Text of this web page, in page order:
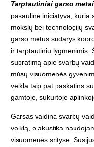
Tarptautiniai garso metai
pasaulinė iniciatyva, kuria
mokslų bei technologijų
garso metus sudarys
ir tarptautiniu lygmenimis.
supratimą apie svar­bų
mūsų visuo­me­nės
veikla taip pat paskatins
gamtoje, sukurtoje
Garsas vaidina svarbų
veiklą, o akustika
visuomenės srityse.